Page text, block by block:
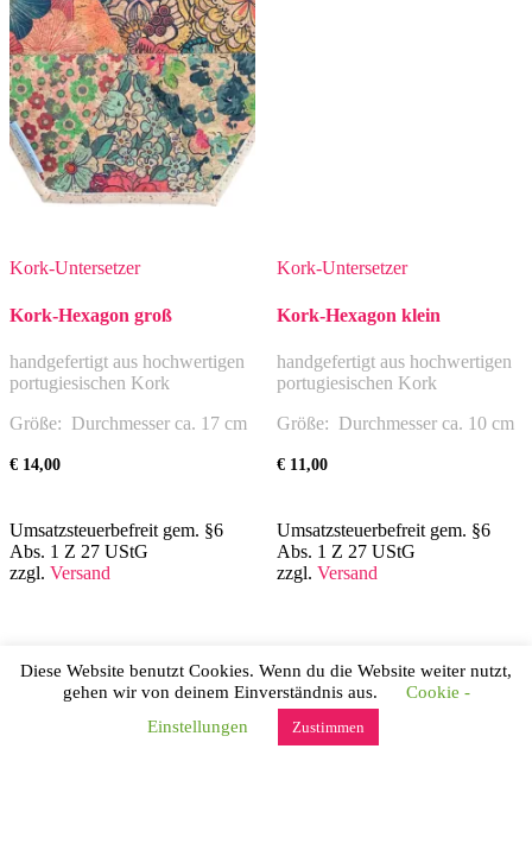
Kork-Untersetzer
Kork-Hexagon groß
handgefertigt aus hochwertigen
portugiesischen Kork
Größe: Durchmesser ca. 17 cm
€ 14,00
Umsatzsteuerbefreit gem. §6
Abs. 1 Z 27 UStG
zzgl. Versand
Kork-Untersetzer
Kork-Hexagon klein
handgefertigt aus hochwertigen
portugiesischen Kork
Größe: Durchmesser ca. 10 cm
€11,00
Umsatzsteuerbefreit gem. §6
Abs. 1 Z 27 UStG
zzgl. Versand
Allgemeine Geschäftsbedingungen
Datenschutz
Zahlungsweisen
Diese Website benutzt Cookies. Wenn du die Website weiter nutzt,
gehen wir von deinem Einverständnis aus.
Cookie -
Einstellungen
Zustimmen